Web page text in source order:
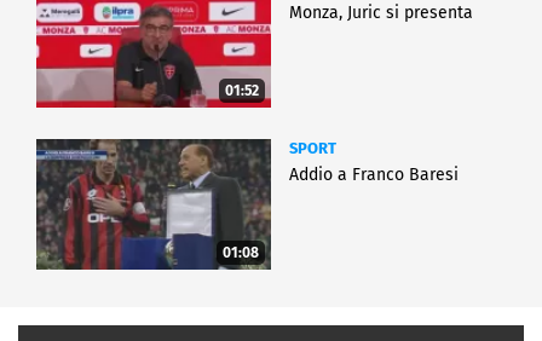
01:52
Monza, Juric si presenta
01:08
SPORT
Addio a Franco Baresi